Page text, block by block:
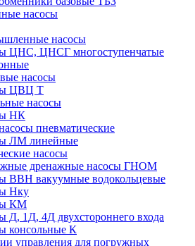
насосы
насосы
ЦНС, ЦНСГ многоступенчатые
насосы
ЦВЦ Т
насосы
НК
пневматические
ЛМ линейные
насосы
дренажные насосы ГНОМ
ВВН вакуумные водокольцевые
Нку
КМ
Д, 1Д, 4Д двухстороннего входа
консольные К
управления для погружных